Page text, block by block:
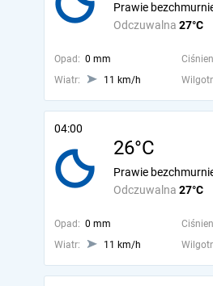
Odczuwalna 27°C
Prawie
Opad: 0 mm
Wiatr:
11 km/h
04:00
26°C
Odczuwalna 27°C
Prawie
Opad: 0 mm
Wiatr:
11 km/h